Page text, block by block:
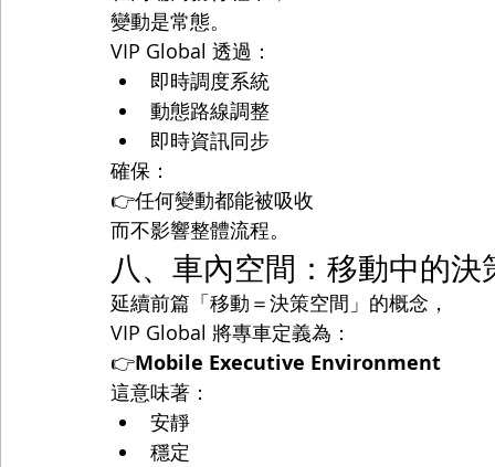
變動是常態。
VIP Global 透過：
即時調度系統
動態路線調整
即時資訊同步
確保：
👉任何變動都能被吸收
而不影響整體流程。
八、車內空間：移動中的決
延續前篇「移動＝決策空間」的概念，
VIP Global 將專車定義為：
👉Mobile Executive Environment
這意味著：
安靜
穩定